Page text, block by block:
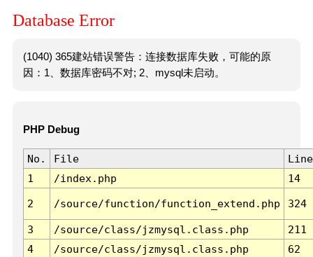
Database Error
(1040) 365建站错误警告：连接数据库失败，可能的原
因：1、数据库密码不对; 2、mysql未启动。
PHP Debug
No. File
Line
1
/index.php 14
2 /source/function/function_extend.php 324
3 /source/class/jzmysql.class.php
211
4
/source/class/jzmysql.class.php
62